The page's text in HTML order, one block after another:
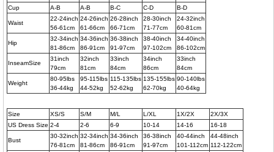
Cup
A-B A-B B-C C-D B-D
Waist
22-24inch
56-61cm
24-26inch
61-66cm
26-28inch
66-71cm
28-30inch
71-77cm
24-32inch
60-81cm
Hip
32-34inch
81-86cm
34-36inch
86-91cm
36-38inch
91-97cm
38-40inch
97-102cm
34-40inch
86-102cm
InseamSize
31inch
79cm
32inch
81cm
33inch
84cm
34inch
86cm
33inch
84cm
Weight
80-95lbs
36-44kg
95-115lbs
44-52kg
115-135lbs
52-62kg
135-155lbs
62-70kg
90-140lbs
40-64kg
Size XS/S S/M M/L L/XL 1X/2X
2X/3X
US Dress Size 2-4 2-6 6-9 10-14 14-16 16-18
Bust
30-32inch
76-81cm
32-34inch
81-86cm
34-36inch
86-91cm
36-38inch
91-97cm
40-44inch
101-112cm
44-48inch
112-122cm